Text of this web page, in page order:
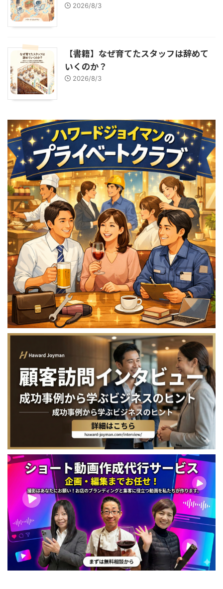
2026/8/3
【書籍】なぜ育てたスタッフは辞めて
いくのか？
2026/8/3